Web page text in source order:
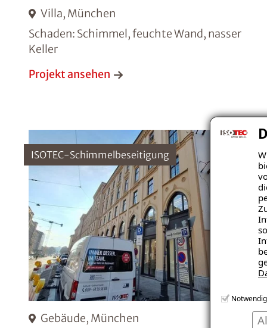
Notwendig
Villa, München
Schaden: Schimmel, feuchte Wand, nasser
Keller
Projekt ansehen
Gebäude, München
ISOTEC-Schimmelbeseitigung